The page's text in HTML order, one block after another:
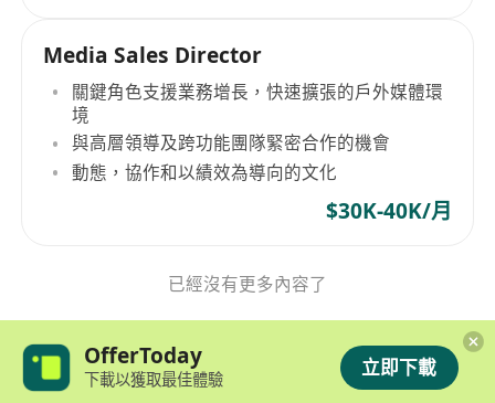
Media Sales Director
關鍵角色支援業務增長，快速擴張的戶外媒體環
境
與高層領導及跨功能團隊緊密合作的機會
動態，協作和以績效為導向的文化
$30K-40K/月
已經沒有更多內容了
OfferToday
下載以獲取最佳體驗 立即下載